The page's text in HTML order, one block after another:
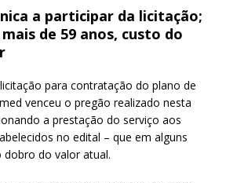
a participar da licitação;
de 59 anos, custo do
para contratação do plano de
venceu o pregão realizado nesta
a prestação do serviço aos
no edital – que em alguns
do valor atual.